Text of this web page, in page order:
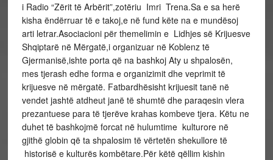
i Radio “Zërit të Arbërit”,zotëriu Imri Trena.Sa e sa herë
kisha ëndërruar të e takoj,e në fund këte na e mundësoj
arti letrar.Asociacioni për themelimin e Lidhjes së Krijuesve
Shqiptarë në Mërgatë,i organizuar në Koblenz të
Gjermanisë,ishte porta që na bashkoj Aty u shpalosën,
mes tjerash edhe forma e organizimit dhe veprimit të
krijuesve në mërgatë. Fatbardhësisht krijuesit tanë në
vendet jashtë atdheut janë të shumtë dhe paraqesin vlera
prezantuese para të tjerëve krahas kombeve tjera. Këtu ne
duhet të bashkojmë forcat në hulumtime kulturore në
gjithë globin që ta shpalosim të vërtetën shekullore të
historisë e kulturës kombëtare.Për këtë qëllim kishin